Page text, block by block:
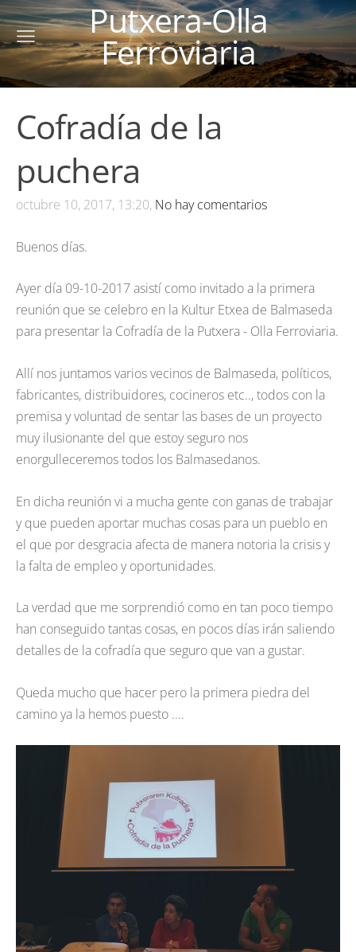
Putxera-Olla
Ferroviaria
Cofradía de la
puchera
octubre 10, 2017, 13:20, No hay comentarios
Buenos días.
Ayer día 09-10-2017 asistí como invitado a la primera
reunión que se celebro en la Kultur Etxea de Balmaseda
para presentar la Cofradía de la Putxera - Olla Ferroviaria.
Allí nos juntamos varios vecinos de Balmaseda, políticos,
fabricantes, distribuidores, cocineros etc.., todos con la
premisa y voluntad de sentar las bases de un proyecto
muy ilusionante del que estoy seguro nos
enorgulleceremos todos los Balmasedanos.
En dicha reunión vi a mucha gente con ganas de trabajar
y que pueden aportar muchas cosas para un pueblo en
el que por desgracia afecta de manera notoria la crisis y
la falta de empleo y oportunidades.
La verdad que me sorprendió como en tan poco tiempo
han conseguido tantas cosas, en pocos días irán saliendo
detalles de la cofradía que seguro que van a gustar.
Queda mucho que hacer pero la primera piedra del
camino ya la hemos puesto ....